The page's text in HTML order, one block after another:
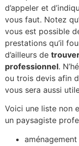
d’appeler et
vous faut. Notez
vous est possible
prestations qu’il
d’ailleurs de
professionnel.
ou trois devis afin
vous sera aussi
Voici une liste non
un paysagiste